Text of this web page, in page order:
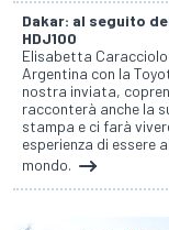
Dakar: al seguito
HDJ100
Elisabetta
Argentina con la
nostra inviata,
racconterà anche la
stampa e ci farà
esperienza di essere
mondo.